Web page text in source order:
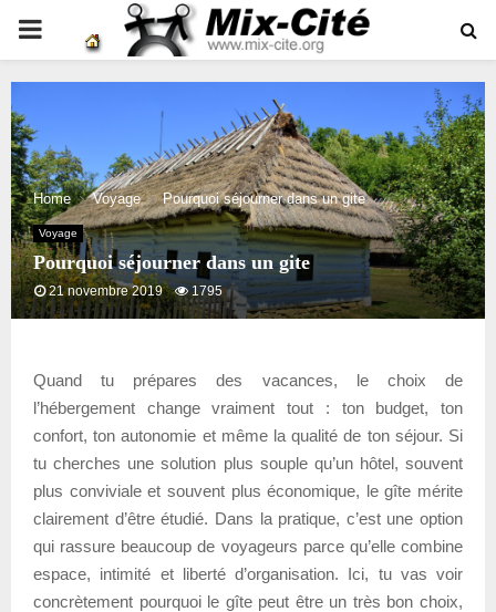
PRIMARY
MENU
Home Voyage Pourquoi séjourner dans un gite
Voyage
Pourquoi séjourner dans un gite
21 novembre 2019 1795
Quand tu prépares des vacances, le choix de
l’hébergement change vraiment tout : ton budget, ton
confort, ton autonomie et même la qualité de ton séjour. Si
tu cherches une solution plus souple qu’un hôtel, souvent
plus conviviale et souvent plus économique, le gîte mérite
clairement d’être étudié. Dans la pratique, c’est une option
qui rassure beaucoup de voyageurs parce qu’elle combine
espace, intimité et liberté d’organisation. Ici, tu vas voir
concrètement pourquoi le gîte peut être un très bon choix,